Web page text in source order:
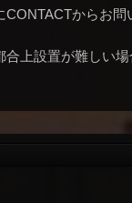
からお問
合上設置が難しい場